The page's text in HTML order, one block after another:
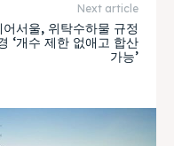
Next article
어서울, 위탁수하물 규정
‘개수 제한 없애고 합산
가능’